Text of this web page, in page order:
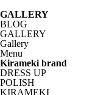
GALLERY
BLOG
GALLERY
Gallery
Menu
Kirameki brand
DRESS UP
POLISH
KIRAMEKI